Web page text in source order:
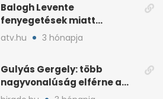
Balogh Levente
fenyegetések miatt
lemondta erdélyi előadás-
atv.hu 3 hónapja
Gulyás Gergely: több
nagyvonalúság elférne a
kétharmados győztesekben